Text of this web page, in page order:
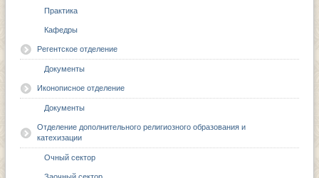
Практика
Кафедры
Регентское отделение
Документы
Иконописное отделение
Документы
Отделение дополнительного религиозного образования и
катехизации
Очный сектор